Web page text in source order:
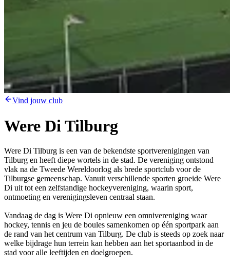
Vind jouw club
Were Di Tilburg
Were Di Tilburg is een van de bekendste sportverenigingen van
Tilburg en heeft diepe wortels in de stad. De vereniging ontstond
vlak na de Tweede Wereldoorlog als brede sportclub voor de
Tilburgse gemeenschap. Vanuit verschillende sporten groeide Were
Di uit tot een zelfstandige hockeyvereniging, waarin sport,
ontmoeting en verenigingsleven centraal staan.
Vandaag de dag is Were Di opnieuw een omnivereniging waar
hockey, tennis en jeu de boules samenkomen op één sportpark aan
de rand van het centrum van Tilburg. De club is steeds op zoek naar
welke bijdrage hun terrein kan hebben aan het sportaanbod in de
stad voor alle leeftijden en doelgroepen.